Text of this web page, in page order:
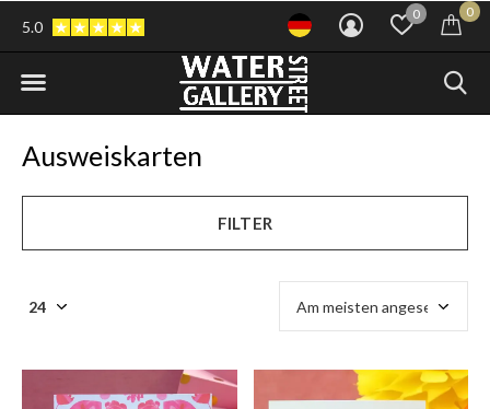
0 0
5.0
Ausweiskarten
FILTER